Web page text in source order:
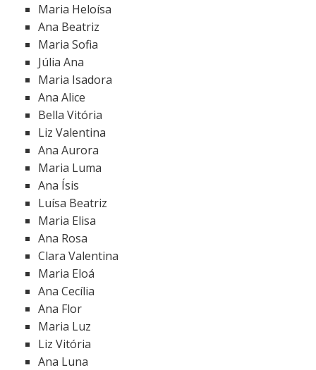
Maria Heloísa
Ana Beatriz
Maria Sofia
Júlia Ana
Maria Isadora
Ana Alice
Bella Vitória
Liz Valentina
Ana Aurora
Maria Luma
Ana Ísis
Luísa Beatriz
Maria Elisa
Ana Rosa
Clara Valentina
Maria Eloá
Ana Cecília
Ana Flor
Maria Luz
Liz Vitória
Ana Luna